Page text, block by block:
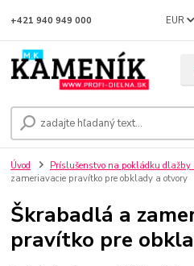
EUR
+421 940 949 000
Úvod Príslušenstvo na pokládku dlažby
zameriavacie pravítko pre obklady a otvory
Škrabadlá a
pravítko pre